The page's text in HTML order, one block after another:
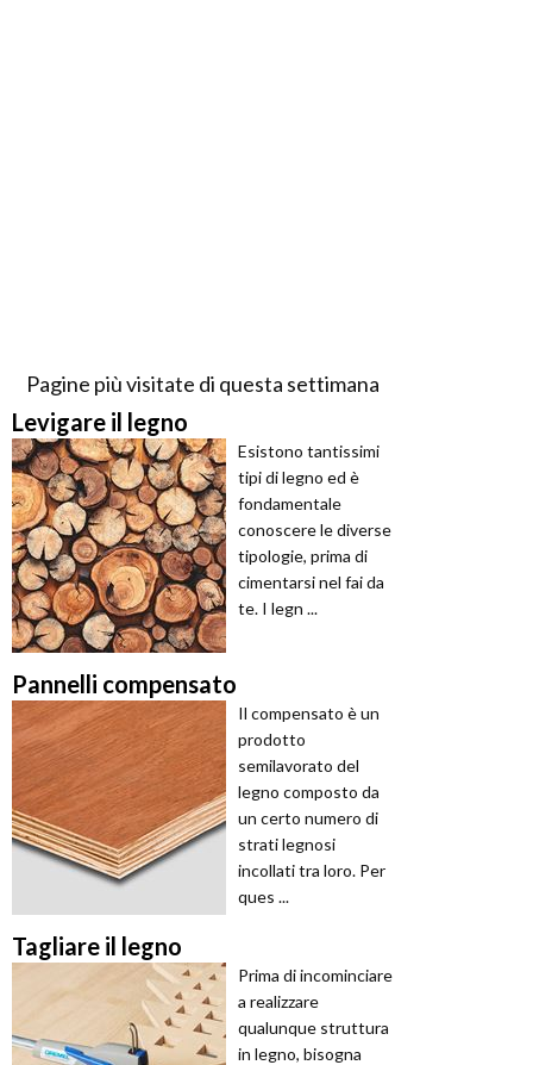
Pagine più visitate di questa settimana
Levigare il legno
Esistono tantissimi
tipi di legno ed è
fondamentale
conoscere le diverse
tipologie, prima di
cimentarsi nel fai da
te. I legn ...
Pannelli compensato
Il compensato è un
prodotto
semilavorato del
legno composto da
un certo numero di
strati legnosi
incollati tra loro. Per
ques ...
Tagliare il legno
Prima di incominciare
a realizzare
qualunque struttura
in legno, bisogna